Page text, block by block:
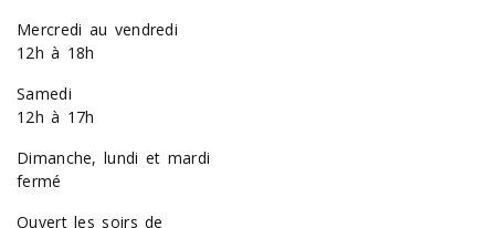
Mercredi au vendredi
12h à 18h
Samedi
12h à 17h
Dimanche, lundi et mardi
fermé
Ouvert les soirs de